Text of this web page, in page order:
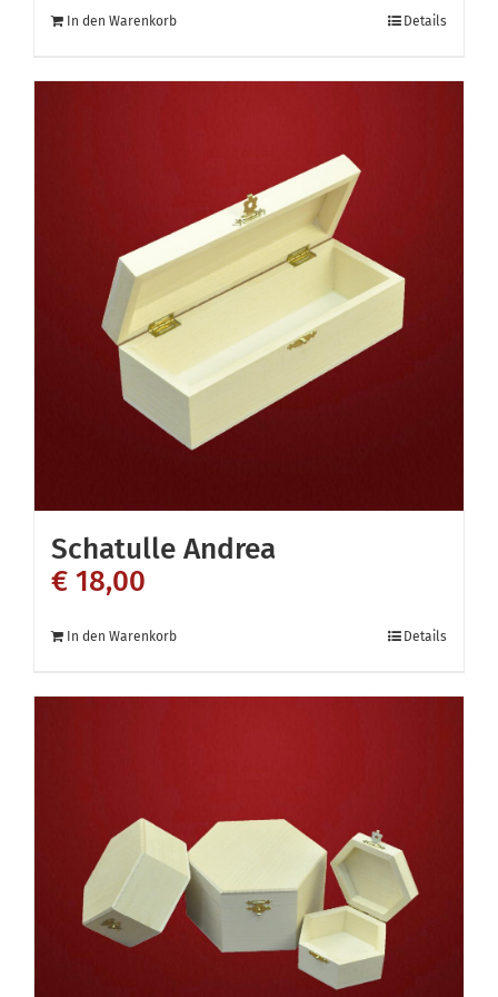
In den Warenkorb Details
Schatulle Andrea
€ 18,00
In den Warenkorb Details